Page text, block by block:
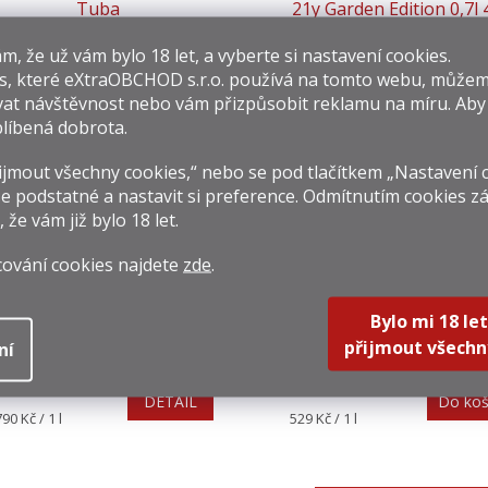
že už vám bylo 18 let, a vyberte si nastavení cookies.
které eXtraOBCHOD s.r.o. používá na tomto webu,
návštěvnost nebo vám přizpůsobit reklamu na míru. Aby
dobrota.
všechny cookies,“ nebo se pod tlačítkem „Nastavení
podstatné a nastavit si preference. Odmítnutím cookies
vám již bylo 18 let.
cookies najdete zde.
Bylo mi 18
přijmout
Tuba
Kč
Kč / 1 l
Do košíku
21y Garden Edition 0,7l
4 349 Kč
Měrná
cena:
6 212,86 Kč / 1 l
Chivas Regal 18y 1l 40%
Kč
Kč / 1 l
DETAIL
White Horse 1l 40%
Měrná
529 Kč / 1 l
Do